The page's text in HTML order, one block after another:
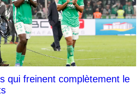
qui freinent complètement le